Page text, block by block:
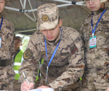
人
风
采
军
人
服